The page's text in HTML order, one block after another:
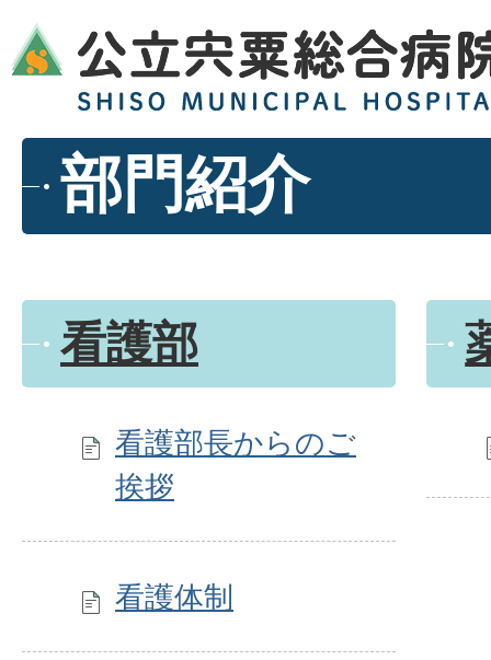
部門紹介
看護部
看護部長からのご
挨拶
看護体制